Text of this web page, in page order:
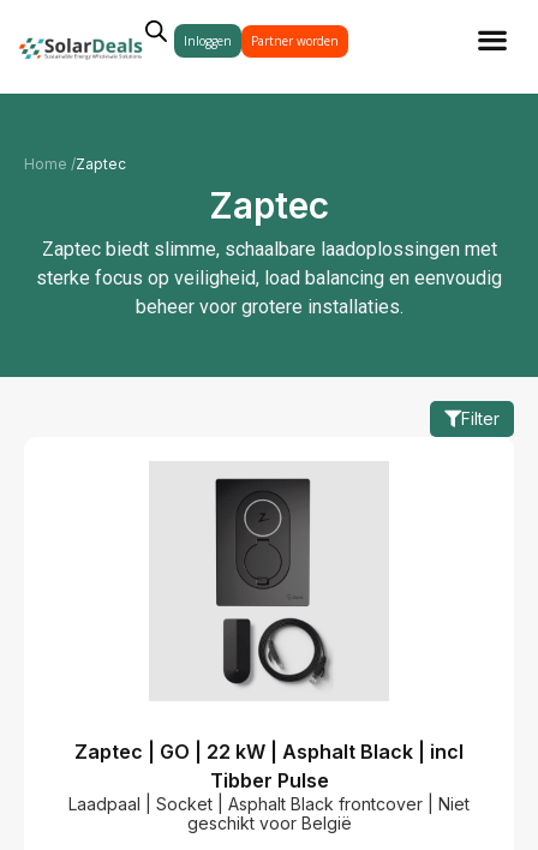
Inloggen Partner worden
Home /Zaptec
Zaptec
Zaptec biedt slimme, schaalbare laadoplossingen met
sterke focus op veiligheid, load balancing en eenvoudig
beheer voor grotere installaties.
Filter
Zaptec | GO | 22 kW | Asphalt Black | incl
Tibber Pulse
Laadpaal | Socket | Asphalt Black frontcover | Niet
geschikt voor België